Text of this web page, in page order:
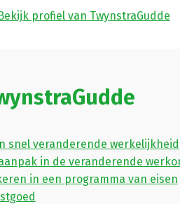
profiel van TwynstraGudde
snel veranderende werkelijkheid
in de veranderende
in een programma van eisen